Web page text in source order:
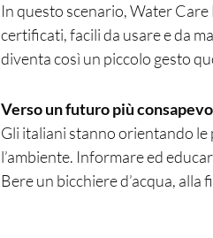
In questo scenario, Water
certificati, facili da usare e da
diventa così un piccolo gesto
Verso un futuro più
Gli italiani stanno orientando
l’ambiente. Informare ed
Bere un bicchiere d’acqua,